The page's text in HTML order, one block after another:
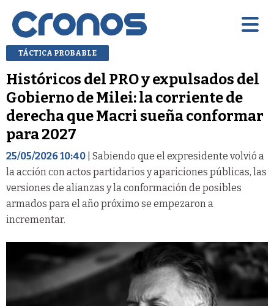
TÁCTICA PROBABLE
Históricos del PRO y expulsados del
Gobierno de Milei: la corriente de
derecha que Macri sueña conformar
para 2027
25/05/2026 10:40 | Sabiendo que el expresidente volvió a
la acción con actos partidarios y apariciones públicas, las
versiones de alianzas y la conformación de posibles
armados para el año próximo se empezaron a
incrementar.